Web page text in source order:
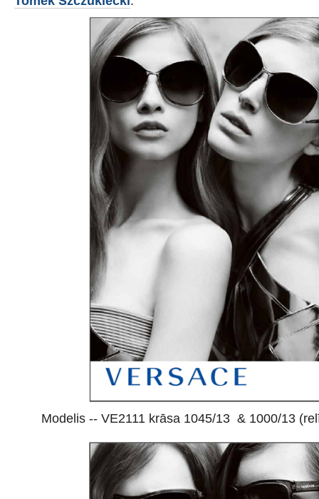
Modelis -- VE2111 krāsa 1045/13 & 1000/13